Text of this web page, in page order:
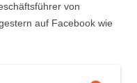
von
auf Facebook wie